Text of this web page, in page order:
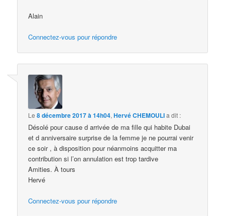
Alain
Connectez-vous pour répondre
Le8 décembre 2017 à 14h04,Hervé CHEMOULIa dit :
Désolé pour cause d arrivée de ma fille qui habite Dubai
et d anniversaire surprise de la femme je ne pourrai venir
ce soir , à disposition pour néanmoins acquitter ma
contribution si l’on annulation est trop tardive
Amities. À tours
Hervé
Connectez-vous pour répondre